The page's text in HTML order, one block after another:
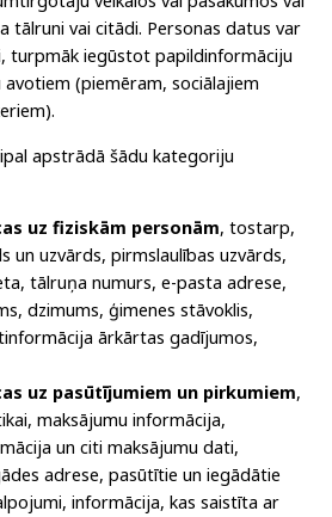
tālruni vai citādi. Personas datus var
turpmāk iegūstot papildinformāciju
(piemēram, sociālajiem
apstrādā šādu kategoriju
uz fiziskām personām, tostarp,
un uzvārds, pirmslaulības uzvārds,
tālruņa numurs, e-pasta adrese,
dzimums, ģimenes stāvoklis,
ārkārtas gadījumos,
uz pasūtījumiem un pirkumiem,
maksājumu informācija,
un citi maksājumu dati,
adrese, pasūtītie un iegādātie
informācija, kas saistīta ar